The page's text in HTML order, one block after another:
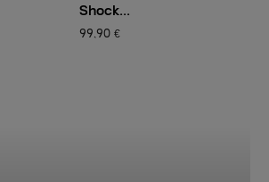
Shock...
99,90 €